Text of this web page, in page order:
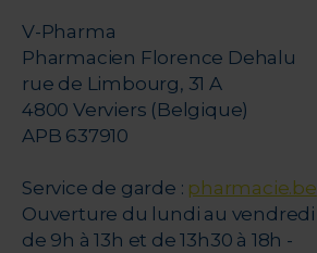
V-Pharma
Pharmacien Florence Dehalu
rue de Limbourg, 31 A
4800 Verviers (Belgique)
APB 637910
Service de garde : pharmacie.be
Ouverture du lundi au vendredi
de 9h à 13h et de 13h30 à 18h -